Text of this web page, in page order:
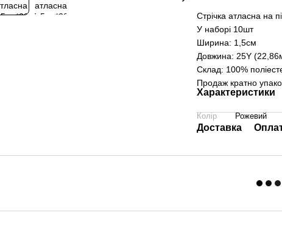
Стрічка атласна на
У наборі 10шт
Ширина: 1,5см
Довжина: 25Y
Склад: 100%
Продаж кратно
Характеристики
Колір Рожевий
Доставка